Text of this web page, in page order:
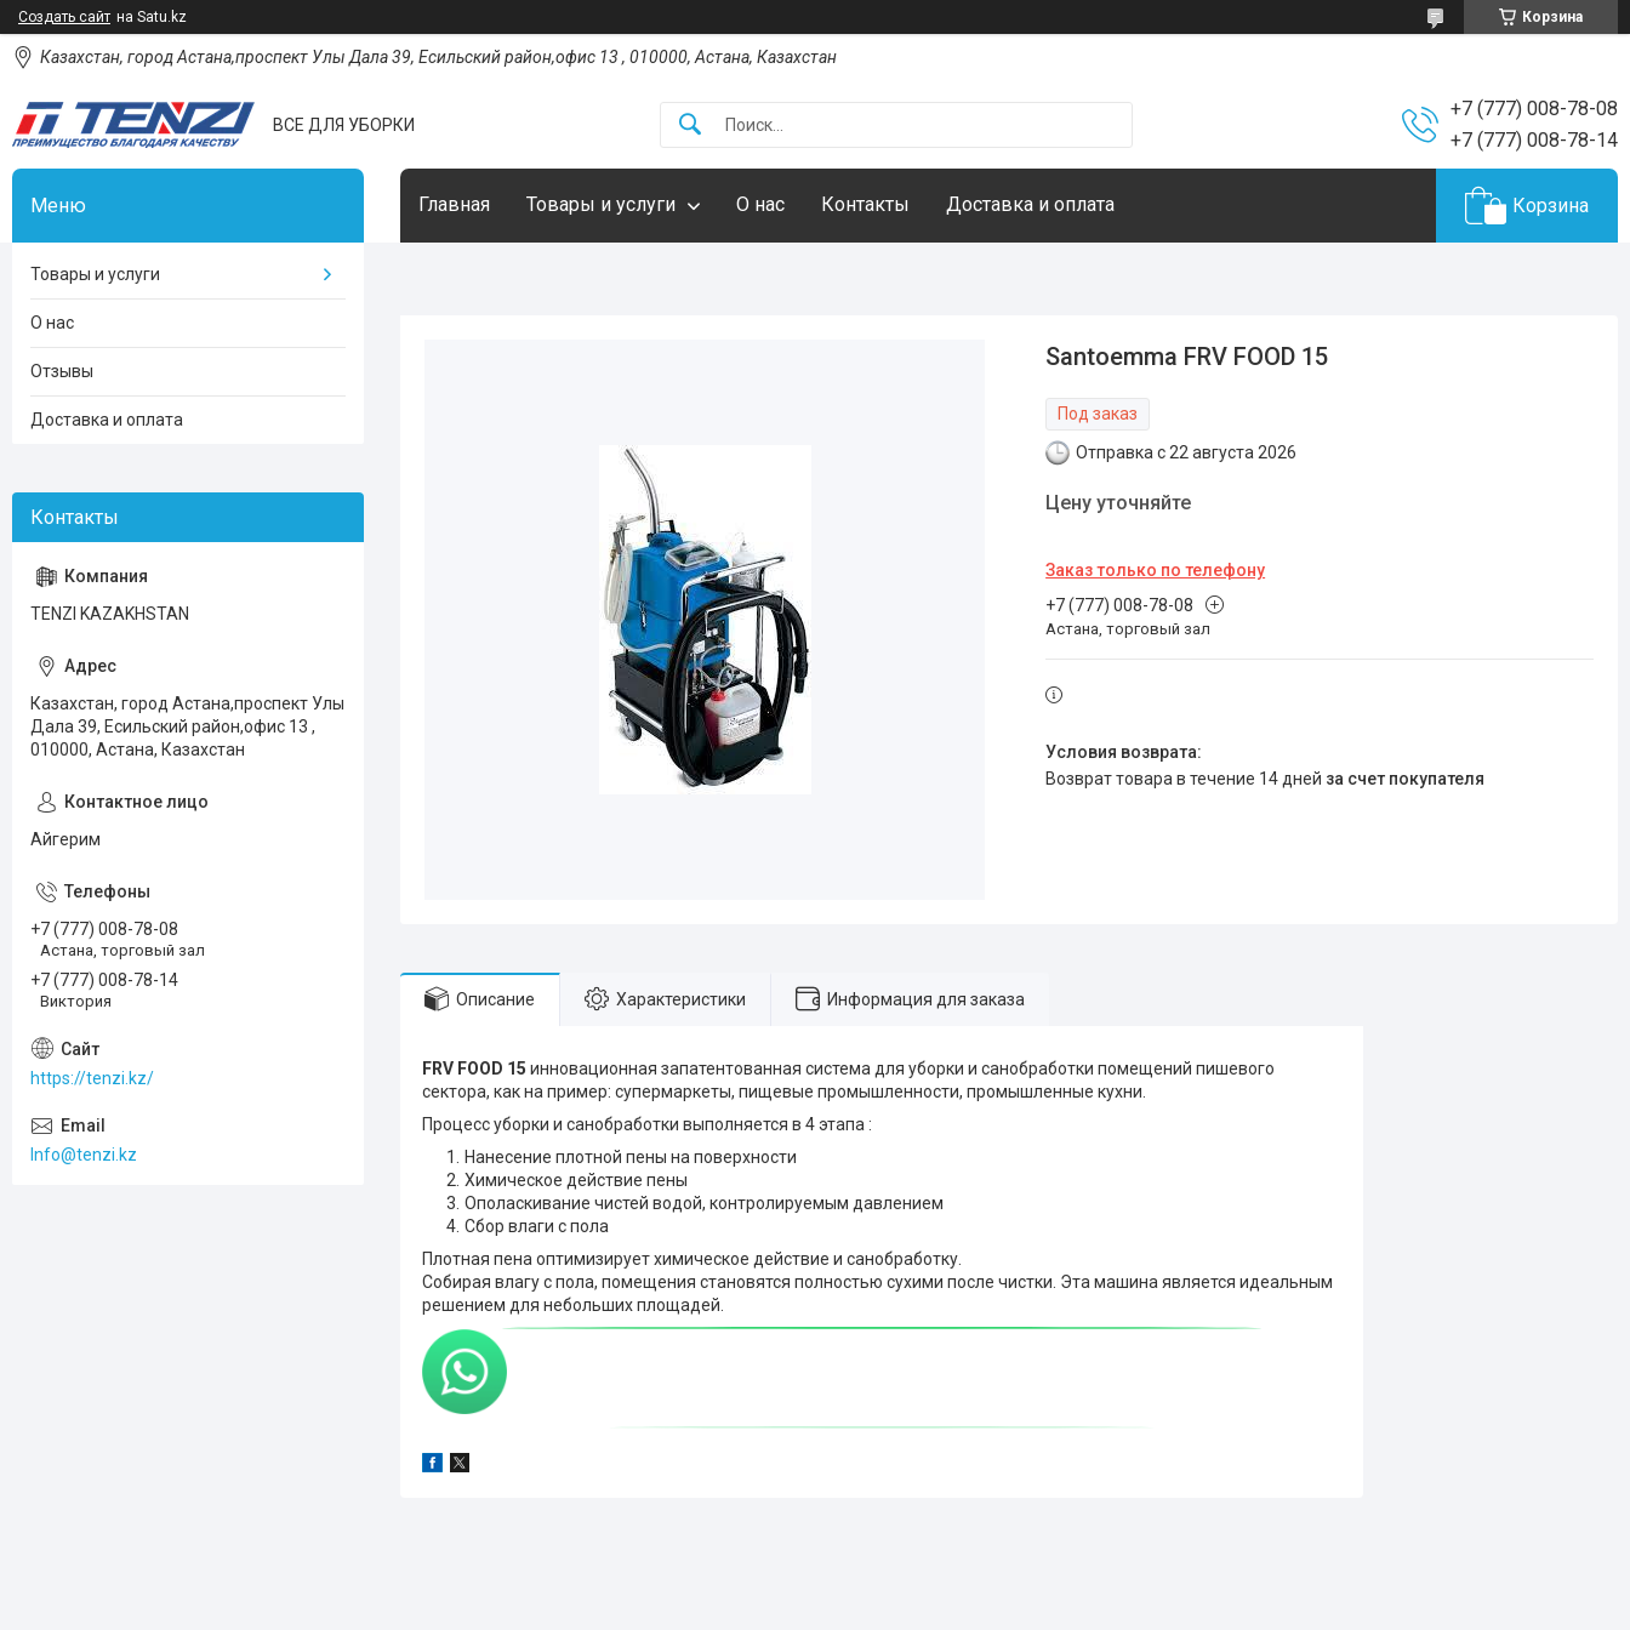
Создать сайт на Satu.kz Корзина
Казахстан, город Астана,проспект Улы Дала 39, Есильский район,офис 13 , 010000, Астана, Казахстан
ВСЕ ДЛЯ УБОРКИ
+7 (777) 008-78-08
+7 (777) 008-78-14
Главная Товары и услуги О нас Контакты Доставка и оплата Корзина
Santoemma FRV FOOD 15
Под заказ
Отправка с 22 августа 2026
Цену уточняйте
Заказ только по телефону
+7 (777) 008-78-08
Астана, торговый зал
возврат товара в течение 14 дней за счет покупателя
Описание Характеристики Информация для заказа
FRV FOOD 15 инновационная запатентованная система для уборки и санобработки помещений пишевого
сектора, как на пример: супермаркеты, пищевые промышленности, промышленные кухни.
Процесс уборки и санобработки выполняется в 4 этапа :
Нанесение плотной пены на поверхности
Химическое действие пены
Ополаскивание чистей водой, контролируемым давлением
Сбор влаги с пола
Плотная пена оптимизирует химическое действие и санобработку.
Собирая влагу с пола, помещения становятся полностью сухими после чистки. Эта машина является идеальным
решением для небольших площадей.
Товары и услуги
О нас
Отзывы
Доставка и оплата
TENZI KAZAKHSTAN
Казахстан, город Астана,проспект Улы
Дала 39, Есильский район,офис 13 ,
010000, Астана, Казахстан
Айгерим
+7 (777) 008-78-08
Астана, торговый зал
+7 (777) 008-78-14
Виктория
https://tenzi.kz/
Info@tenzi.kz